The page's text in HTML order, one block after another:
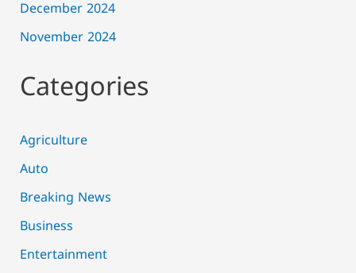
December 2024
November 2024
Categories
Agriculture
Auto
Breaking News
Business
Entertainment